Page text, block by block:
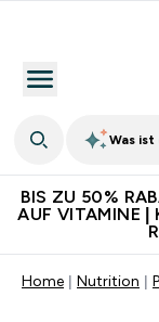
Was
BIS ZU 50%
AUF VITAMINE |
Home Nutrition